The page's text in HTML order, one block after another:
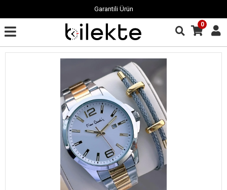
Garantili Ürün
0